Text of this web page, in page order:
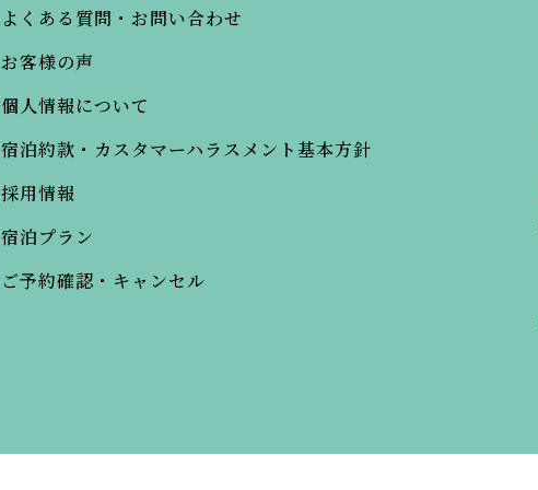
よくある質問・お問い合わせ
お客様の声
個人情報について
宿泊約款・カスタマーハラスメント基本方針
採用情報
宿泊プラン
ご予約確認・キャンセル
© BOSENKAN.